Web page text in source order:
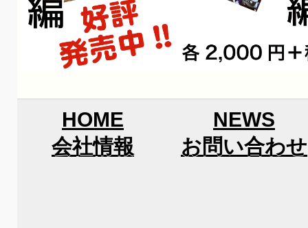
HOME
NEWS
会社情報
お問い合わせ